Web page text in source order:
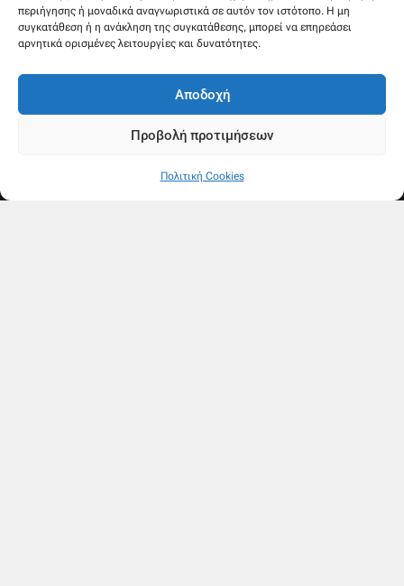
περιήγησης ή μοναδικά αναγνωριστικά σε αυτόν τον ιστότοπο. Η μη
συγκατάθεση ή η ανάκληση της συγκατάθεσης, μπορεί να επηρεάσει
αρνητικά ορισμένες λειτουργίες και δυνατότητες.
Αποδοχή
Προβολή προτιμήσεων
Πολιτική Cookies